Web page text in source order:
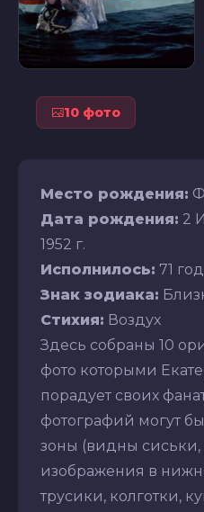
10 фото
Место рождения:
Дата рождения: 2
1952 г.
Исполнилось: 71
Знак зодиака:
Стихия: Воздух
Здесь собраны 10
фото которыми
порадует своих
фотографий могут
зоны (видны сиськи,
изображения в
трусики, колготки,